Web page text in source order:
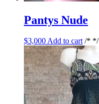
Pantys Nude
$3,000Add to cart/* */